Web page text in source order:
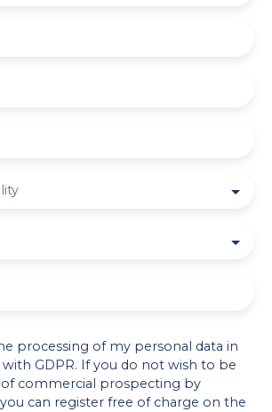
processing of my personal data in
with GDPR. If you do not wish to be
commercial prospecting by
can register free of charge on the